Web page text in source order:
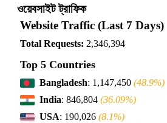
ওয়েবসাইট ট্রাফিক
Website Traffic (Last 7 Days)
Total Requests: 2,346,394
Top 5 Countries
Bangladesh: 1,147,450 (48.9%)
India: 846,804 (36.09%)
USA: 190,026 (8.1%)